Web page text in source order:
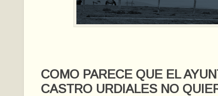
COMO PARECE QUE EL
CASTRO URDIALES NO